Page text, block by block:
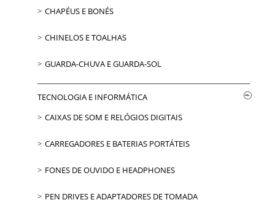
CHAPÉUS E BONÉS
CHINELOS E TOALHAS
GUARDA-CHUVA E GUARDA-SOL
TECNOLOGIA E INFORMÁTICA
CAIXAS DE SOM E RELÓGIOS DIGITAIS
CARREGADORES E BATERIAS PORTÁTEIS
FONES DE OUVIDO E HEADPHONES
PEN DRIVES E ADAPTADORES DE TOMADA